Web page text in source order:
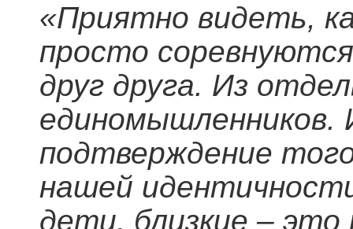
«Приятно видеть,
просто
друг друга. Из
единомышленников.
подтверждение
нашей
дети, близкие –